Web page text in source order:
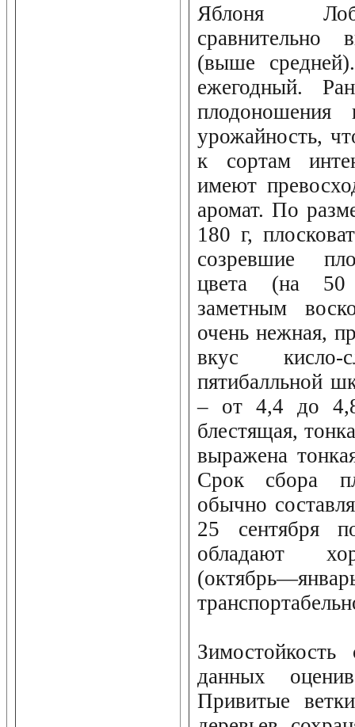
Яблоня
сравнительно
(выше
ежегодный.
урожайность,
к сортам
имеют
аромат. По
180 г,
созревшие
цвета (на
заметным
очень нежная,
вкус
пятибалльной
– от 4,4 до
блестящая,
выражена
Срок сбора
обычно
25 сентября
обладают
данных
Привитые